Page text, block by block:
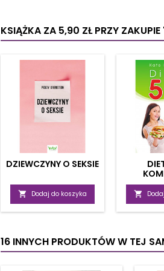
autoimmunologiczne, AZS
Dzięki jej fachowym
wskazówkom poznasz
akupunktury, baniek,...
KSIĄŻKA ZA 5,90 ZŁPRZY
DZIEWCZYNY O SEKSIE
 Dodaj do koszyka 
16 INNYCH PRODUKTÓW W TEJ